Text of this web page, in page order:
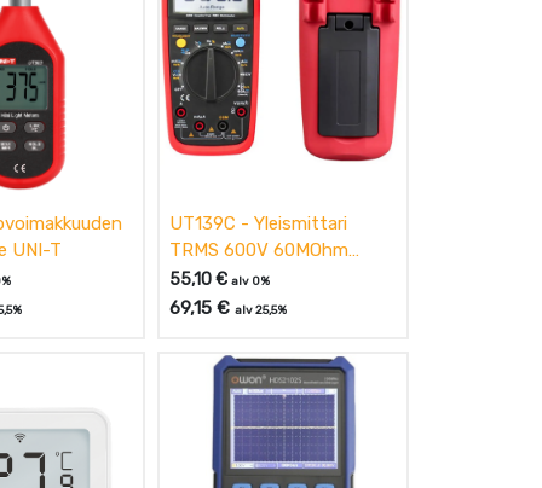
UNI-T
UT139C - Yleismittari
TRMS 600V 60MOhm
10MHz, UNI-T
55,10€ alv 0%
69,15€ alv 25,5%